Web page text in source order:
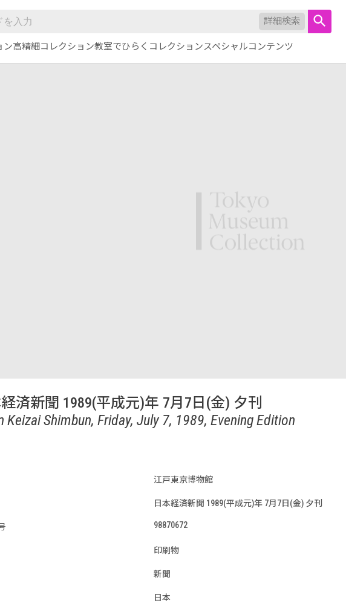
詳細検索
ン高精細コレクション教室でひらくコレクションスペシャルコンテンツ
経済新聞 1989(平成元)年 7月7日(金) 夕刊
Keizai Shimbun, Friday, July 7, 1989, Evening Edition
江戸東京博物館
日本経済新聞 1989(平成元)年 7月7日(金) 夕刊
98870672
印刷物
新聞
日本